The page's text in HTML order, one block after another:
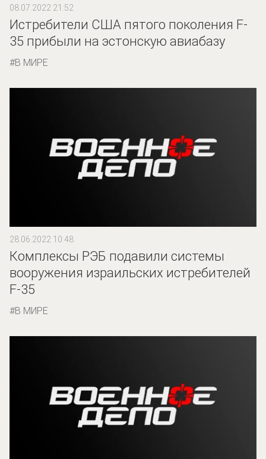
08.07.2022 21:52
Истребители США пятого поколения F-
35 прибыли на эстонскую авиабазу
В МИРЕ
28.06.2022 10:48
Комплексы РЭБ подавили системы
вооружения израильских истребителей
F-35
В МИРЕ